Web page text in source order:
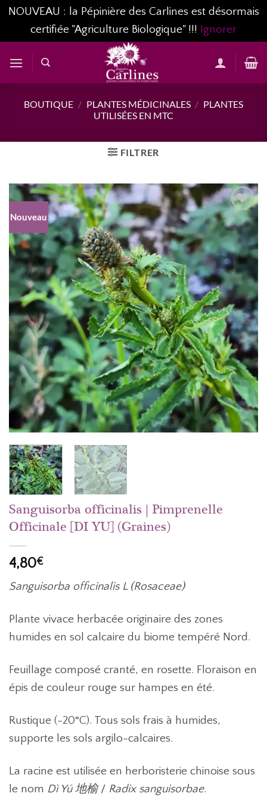
NOUVEAU : la Pépinière des Carlines est désormais
certifiée "Agriculture Biologique" !!! Ignorer
BOUTIQUE / PLANTES MÉDICINALES / PLANTES
UTILISÉES EN MTC
FILTRER
Nouveau
AJOUTER
À MA
LISTE
D’ENVIES...
Sanguisorba officinalis | Pimprenelle
Officinale [DI YU] (Graines)
4,80€
Sanguisorba officinalis L (Rosaceae)
Plante vivace herbacée originaire des zones
humides en sol calcaire du biome tempéré Nord.
Feuillage composé cranté, en rosette. Floraison en
épis de couleur rouge sur hampes en été.
Rustique (-20°C). Tous sols frais à humides,
supporte les sols argilo-calcaires.
La racine est utilisée en herboristerie chinoise sous
le nom Dì Yú 地榆/ Radix sanguisorbae.